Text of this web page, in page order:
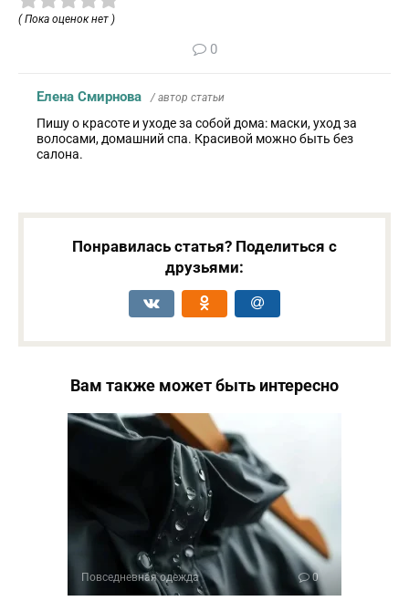
( Пока оценок нет )
0
Елена Смирнова / автор статьи
Пишу о красоте и уходе за собой дома: маски, уход за
волосами, домашний спа. Красивой можно быть без
салона.
Понравилась статья? Поделиться с
друзьями:
Вам также может быть интересно
Повседневная одежда 0